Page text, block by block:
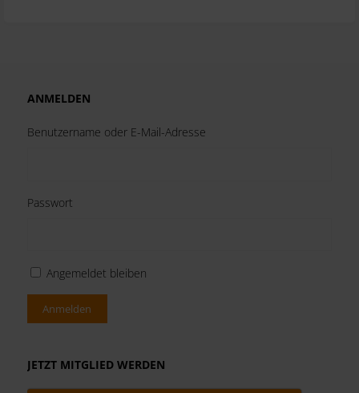
ANMELDEN
Benutzername oder E-Mail-Adresse
Passwort
Angemeldet bleiben
Anmelden
JETZT MITGLIED WERDEN